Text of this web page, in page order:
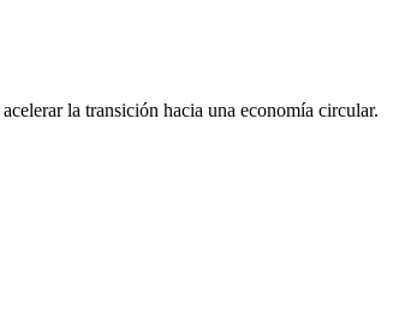
la transición hacia una economía circular.